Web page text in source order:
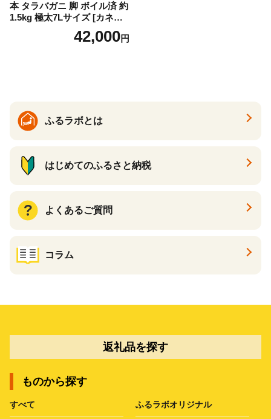
本 タラバガニ 脚 ボイル済 約
1.5kg 極太7Lサイズ [カネダ
イ 宮城県 気仙沼市 2056432
6] カニ かに 蟹 たらばがに た
42,000円
ふるラボとは
はじめてのふるさと納税
よくあるご質問
コラム
返礼品を探す
ものから探す
すべて ふるラボオリジナル